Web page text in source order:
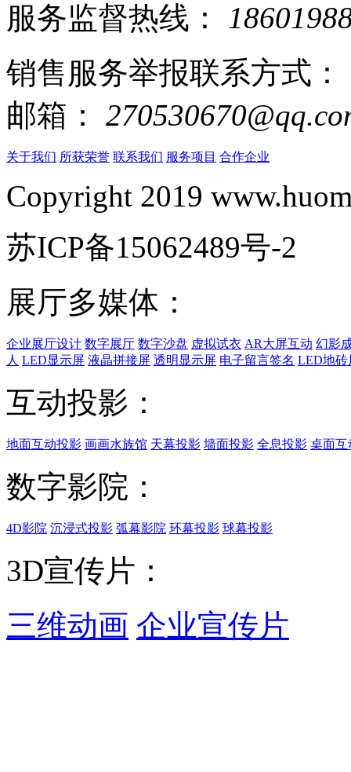
服务监督热线：
销售服务举报联系方式：
邮箱：
关于我们 所获荣誉 联系我们 服务项目 合作企业
Copyright 2019
苏ICP备15062489号-2
展厅多媒体：
企业展厅设计 数字展厅 数字沙盘 虚拟试衣 AR大屏互动 幻影
人 LED显示屏 液晶拼接屏 透明显示屏 电子留言签名 LED地砖
互动投影：
地面互动投影 画画水族馆 天幕投影 墙面投影 全息投影 桌面互
数字影院：
4D影院 沉浸式投影 弧幕影院 环幕投影 球幕投影
3D宣传片：
三维动画 企业宣传片